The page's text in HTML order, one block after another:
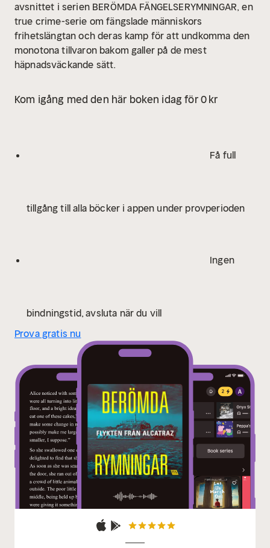
avsnittet i serien BERÖMDA FÄNGELSERYMNINGAR, en
true crime-serie om fängslade människors
frihetslängtan och deras kamp för att undkomma den
monotona tillvaron bakom galler på de mest
häpnadsväckande sätt.
Kom igång med den här boken idag för 0 kr
Få full
tillgång till alla böcker i appen under provperioden
Ingen
bindningstid, avsluta när du vill
Prova gratis nu